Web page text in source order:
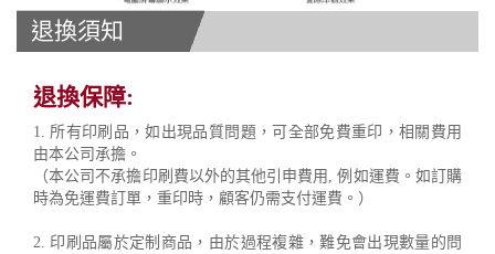
退換須知
退換保障:
1. 所有印刷品，如出現品質問題，可全部免費重印，相關費用
由本公司承擔。
（本公司不承擔印刷費以外的其他引申費用, 例如運費。如訂購
時為免運費訂單，重印時，顧客仍需支付運費。）
2. 印刷品屬於定制商品，由於過程複雜，難免會出現數量的問